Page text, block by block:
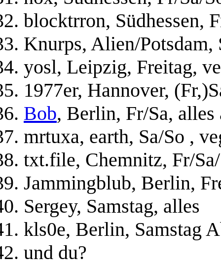
blocktrron, Südhessen,
Knurps, Alien/Potsdam,
yosl, Leipzig, Freitag,
1977er, Hannover,
Bob, Berlin, Fr/Sa,
mrtuxa, earth, Sa/So ,
txt.file, Chemnitz, Fr/
Jammingblub, Berlin,
Sergey, Samstag, alles
kls0e, Berlin, Samstag
und du?